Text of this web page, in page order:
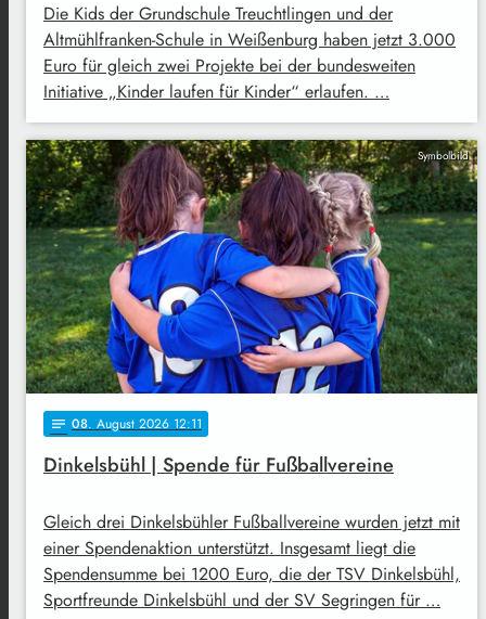
Die Kids der Grundschule Treuchtlingen und der
Altmühlfranken-Schule in Weißenburg haben jetzt 3.000
Euro für gleich zwei Projekte bei der bundesweiten
Initiative „Kinder laufen für Kinder“ erlaufen. …
Symbolbild
notes 08. August 2026 12:11
Dinkelsbühl | Spende für Fußballvereine
Gleich drei Dinkelsbühler Fußballvereine wurden jetzt mit
einer Spendenaktion unterstützt. Insgesamt liegt die
Spendensumme bei 1200 Euro, die der TSV Dinkelsbühl,
Sportfreunde Dinkelsbühl und der SV Segringen für …